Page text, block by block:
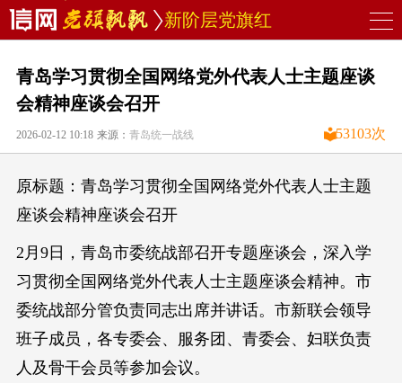
新阶层党旗红
青岛学习贯彻全国网络党外代表人士主题座谈
会精神座谈会召开
2026-02-12 10:18 来源： 青岛统一战线 53103次
原标题：青岛学习贯彻全国网络党外代表人士主题
座谈会精神座谈会召开
2月9日，青岛市委统战部召开专题座谈会，深入学
习贯彻全国网络党外代表人士主题座谈会精神。市
委统战部分管负责同志出席并讲话。市新联会领导
班子成员，各专委会、服务团、青委会、妇联负责
人及骨干会员等参加会议。